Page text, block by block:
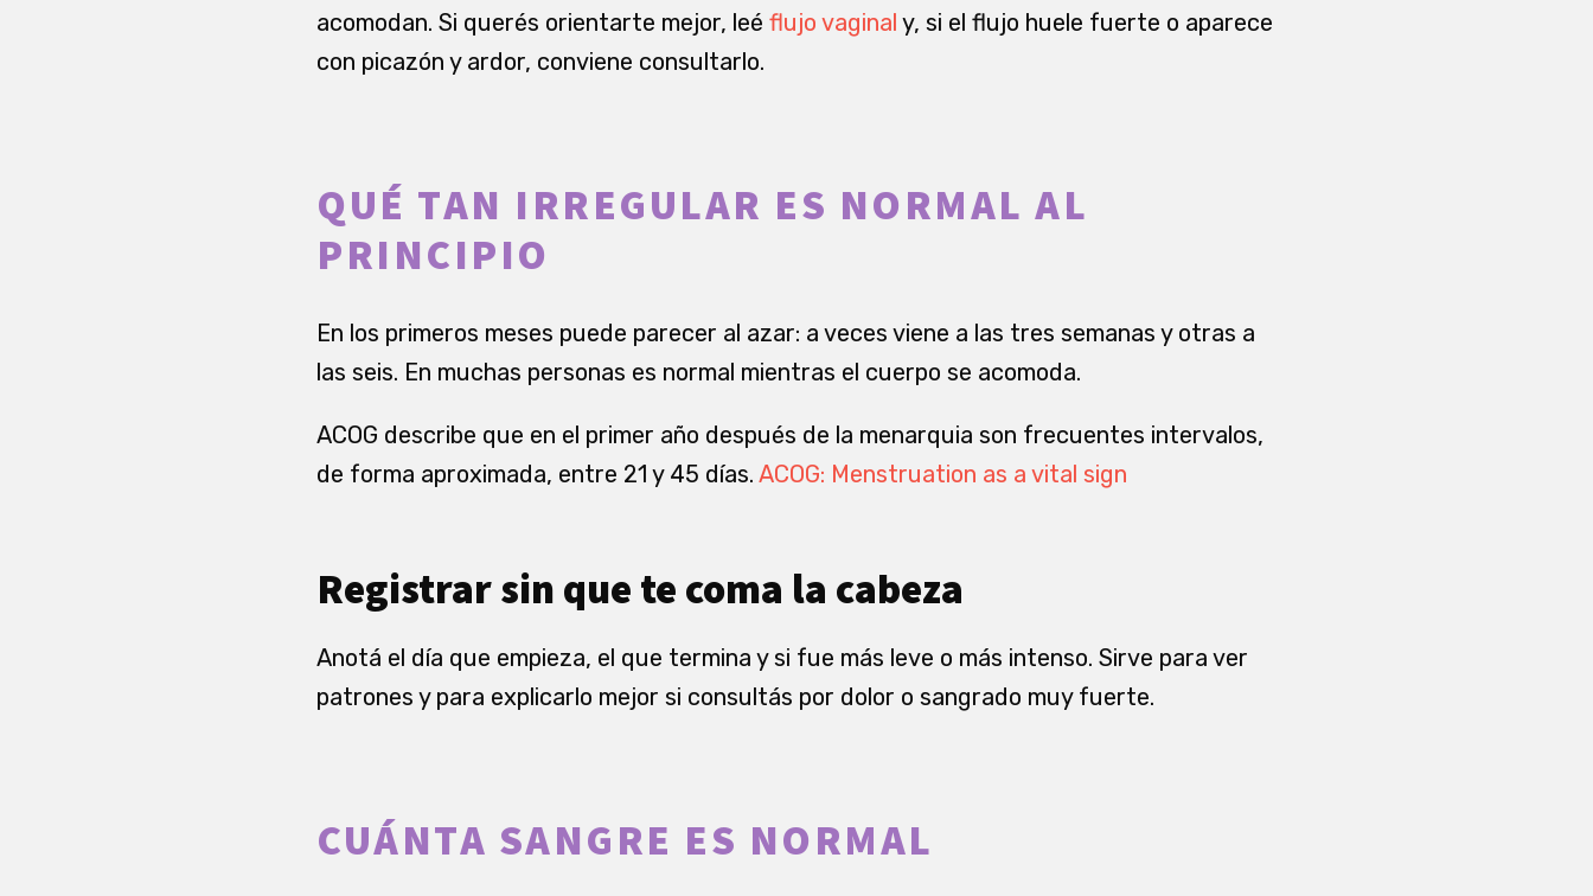
acomodan. Si querés orientarte mejor, leé flujo vaginal y, si el flujo huele fuerte o aparece
con picazón y ardor, conviene consultarlo.
QUÉ TAN IRREGULAR ES NORMAL AL
PRINCIPIO
En los primeros meses puede parecer al azar: a veces viene a las tres semanas y otras a
las seis. En muchas personas es normal mientras el cuerpo se acomoda.
ACOG describe que en el primer año después de la menarquia son frecuentes intervalos,
de forma aproximada, entre 21 y 45 días. ACOG: Menstruation as a vital sign
Registrar sin que te coma la cabeza
Anotá el día que empieza, el que termina y si fue más leve o más intenso. Sirve para ver
patrones y para explicarlo mejor si consultás por dolor o sangrado muy fuerte.
CUÁNTA SANGRE ES NORMAL